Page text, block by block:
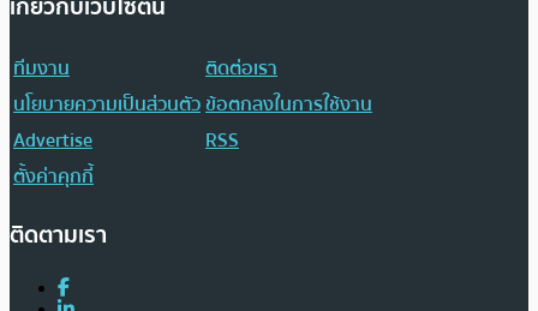
ทีมงาน
ติดต่อเรา
นโยบายความเป็นส่วนตัวข้อตกลงในการใช้งาน
Advertise
RSS
ตั้งค่าคุกกี้
ติดตามเรา